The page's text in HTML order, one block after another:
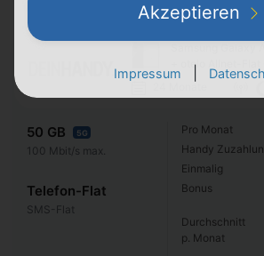
+ otelo Allnet-Flat
50 GB 5G
100 Mbit/s max.
Telefon-Flat
SMS-Flat
Pro Monat
Handy
Einmalig
Bonus
Durchschnitt
p. Monat
Akzeptieren
Impressum